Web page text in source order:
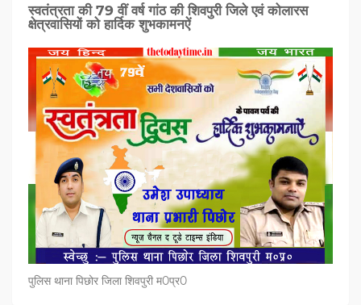
स्वतंत्रता की 79 वीं वर्ष गांठ की शिवपुरी जिले एवं कोलारस
क्षेत्रवासियों को हार्दिक शुभकामनऐं
पुलिस थाना पिछोर जिला शिवपुरी म0प्र0